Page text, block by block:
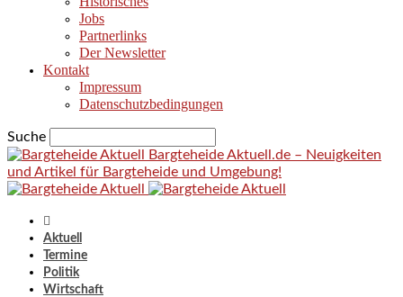
Jobs
Partnerlinks
Der Newsletter
Kontakt
Impressum
Datenschutzbedingungen
Suche
Bargteheide Aktuell.de – Neuigkeiten
und Artikel für Bargteheide und Umgebung!
Aktuell
Termine
Politik
Wirtschaft